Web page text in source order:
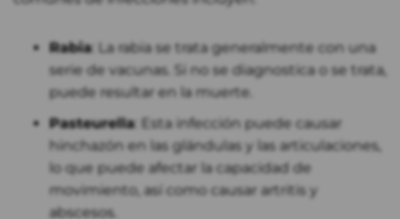
Rabia: La rabia se trata generalmente con una
serie de vacunas. Si no se diagnostica o se trata,
puede resultar en la muerte.
Pasteurella: Esta infección puede causar
hinchazón en las glándulas y las articulaciones,
lo que puede afectar la capacidad de
movimiento, así como causar artritis y
abscesos.